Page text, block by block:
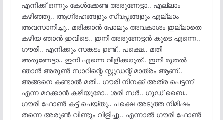
എനിക്ക് ഒന്നും കേൾക്കേണ്ട അരുണേട്ടാ.. എല്ലാം
കഴിഞ്ഞു.. ആഗ്രഹങ്ങളും സ്വപ്നങ്ങളും എല്ലാം
അവസാനിച്ചു.. മരിക്കാൻ പോലും അവകാശം ഇല്ലാതെ
കഴിയ ഞാൻ ഇവിടെ.. ഇനി അരുണേട്ടൻ കൂടെ എന്നെ..
ഗൗരി.. എനിക്കും സങ്കടം ഉണ്ട്.. പക്ഷെ.. മതി
അരുണേട്ടാ.. ഇനി എന്നെ വിളിക്കരുത്.. ഇനി മുതൽ
ഞാൻ അരുൺ സാറിന്റെ സ്റ്റുഡന്റ് മാത്രം ആണ്..
അങ്ങനെ കണ്ടാൽ മതി.. ഗൗരി നിനക്ക് അത്ര പെട്ടന്ന്
എന്ന മറക്കാൻ കഴിയുമോ.. ശരി സർ.. ഗുഡ് ബൈ..
ഗൗരി ഫോൺ കട്ട് ചെയ്തു.. പക്ഷെ അടുത്ത നിമിഷം
തന്നെ അരുൺ വീണ്ടും വിളിച്ചു.. എന്നാൽ ഗൗരി ഫോൺ